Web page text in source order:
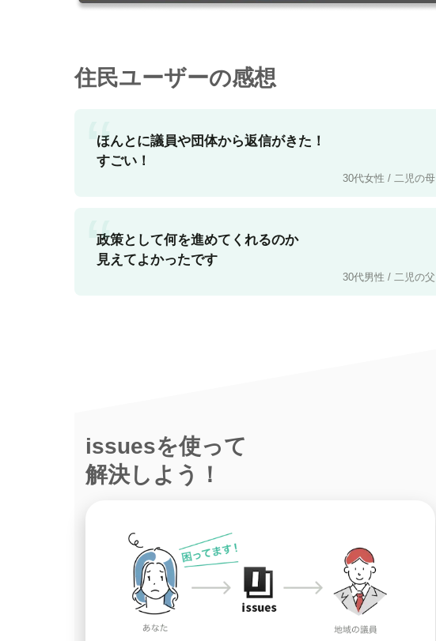
住民ユーザーの感想
“
ほんとに議員や団体から返信がきた！
すごい！
30代女性 / 二児の母
“
政策として何を進めてくれるのか
見えてよかったです
30代男性 / 二児の父
issuesを使って
解決しよう！